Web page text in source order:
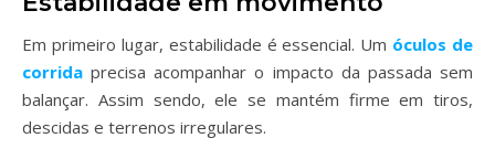
Em primeiro lugar, estabilidade é essencial. Um óculos de
corrida precisa acompanhar o impacto da passada sem
balançar. Assim sendo, ele se mantém firme em tiros,
descidas e terrenos irregulares.